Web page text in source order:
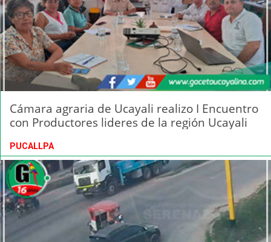
Cámara agraria de Ucayali realizo I Encuentro
con Productores lideres de la región Ucayali
PUCALLPA